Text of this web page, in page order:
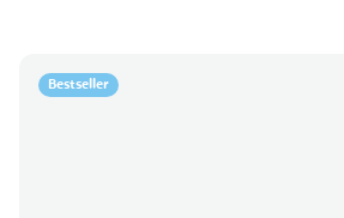
Bestseller